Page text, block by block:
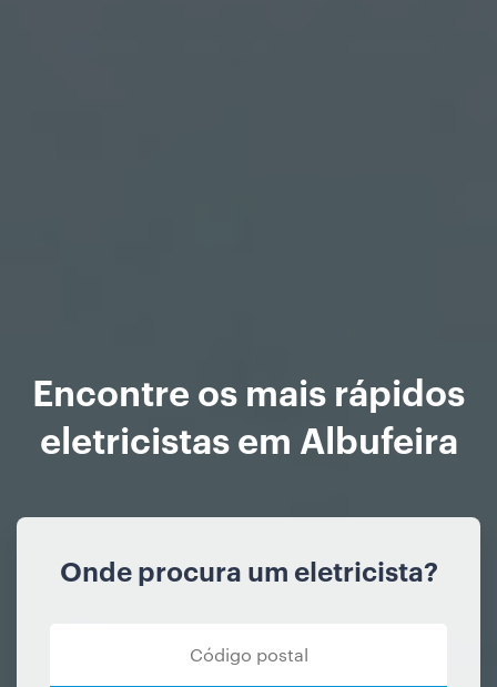
Encontre os mais rápidos
eletricistas em Albufeira
Onde procura um eletricista?